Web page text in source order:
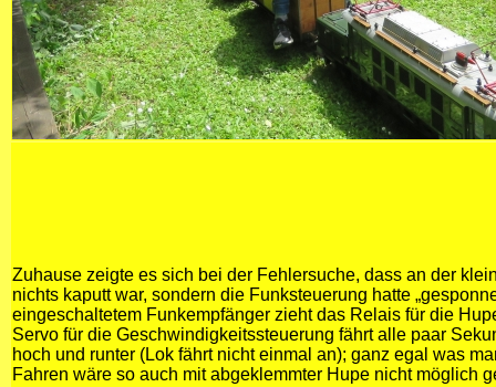
Zuhause zeigte es sich bei der Fehlersuche, dass an der
nichts kaputt war, sondern die Funksteuerung hatte
eingeschaltetem Funkempfänger zieht das Relais für die
Servo für die Geschwindigkeitssteuerung fährt alle paar
hoch und runter (Lok fährt nicht einmal an); ganz egal was
Fahren wäre so auch mit abgeklemmter Hupe nicht möglich